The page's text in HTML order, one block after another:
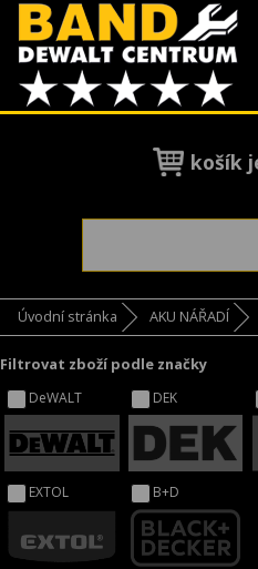
košík
Úvodní stránka AKU NÁŘADÍ
Filtrovat zboží podle značky
DeWALT DEK
EXTOL B+D